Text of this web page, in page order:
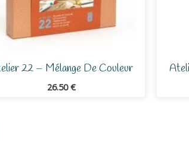
22 – Mélange De Couleur
26.50€